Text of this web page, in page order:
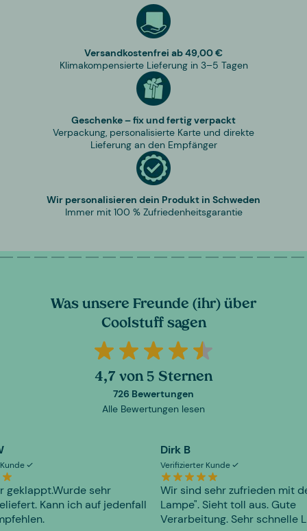
Versandkostenfrei ab 49,00 €
Klimakompensierte Lieferung in 3–5 Tagen
Geschenke – fix und fertig verpackt
Verpackung, personalisierte Karte und direkte
Lieferung an den Empfänger
Wir personalisieren dein Produkt in Schweden
Immer mit 100 % Zufriedenheitsgarantie
Was unsere Freunde (ihr) über
Coolstuff sagen
4,7 von 5 Sternen
726 Bewertungen
Alle Bewertungen lesen
geklappt.Wurde sehr
Kann ich auf jedenfall
Dirk B
Verifizierter Kunde
Wir sind sehr zufrieden mit
Lampe". Sieht toll aus. Gute
Verarbeitung. Sehr schnelle